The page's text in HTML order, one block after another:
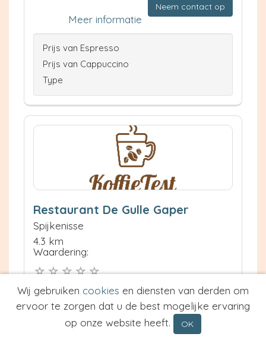
Neem contact op
Meer informatie
Prijs van Espresso
Prijs van Cappuccino
Type
Restaurant De Gulle Gaper
Spijkenisse
4.3 km
Waardering:
Neem contact op
Meer informatie
Prijs van Espresso
Wij gebruiken cookies en diensten van derden om
ervoor te zorgen dat u de best mogelijke ervaring
op onze website heeft.
OK